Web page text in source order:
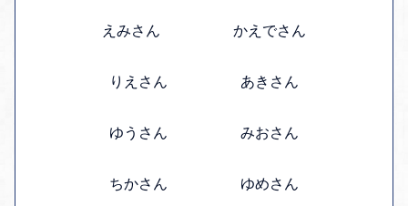
えみさん かえでさん
りえさん あきさん
ゆうさん みおさん
ちかさん ゆめさん